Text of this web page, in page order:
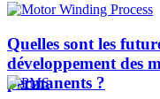
Quelles sont les
développement des
permanents ?